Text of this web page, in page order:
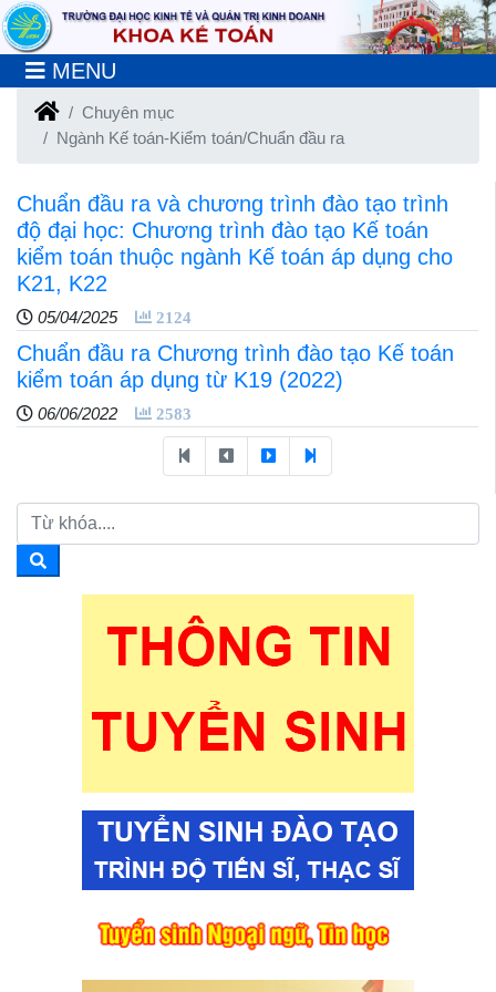
MENU
Chuyên mục
Ngành Kế toán-Kiểm toán/Chuẩn đầu ra
Chuẩn đầu ra và chương trình đào tạo trình
độ đại học: Chương trình đào tạo Kế toán
kiểm toán thuộc ngành Kế toán áp dụng cho
K21, K22
05/04/2025 2124
Chuẩn đầu ra Chương trình đào tạo Kế toán
kiểm toán áp dụng từ K19 (2022)
06/06/2022 2583